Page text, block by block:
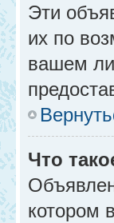
Эти
их по
вашем
Что
котором